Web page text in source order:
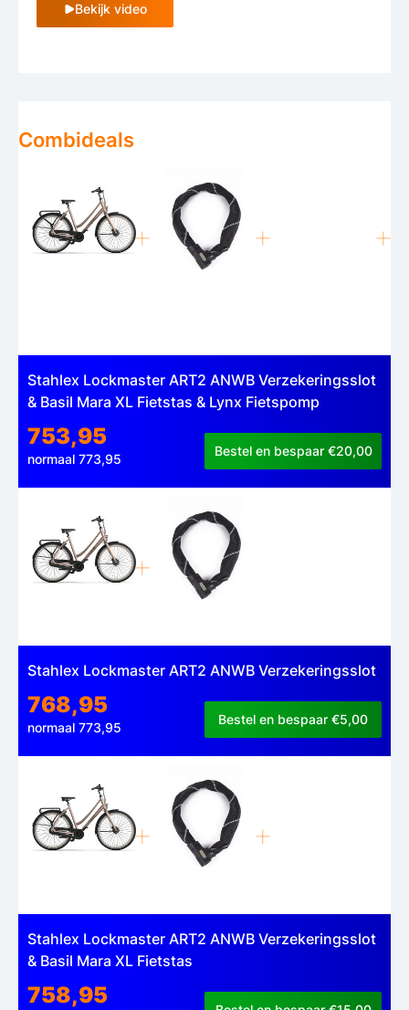
Combideals
Stahlex Lockmaster ART2 ANWB Verzekeringsslot
& Basil Mara XL Fietstas & Lynx Fietspomp
753,95
normaal 773,95
Bestel en bespaar €20,00
Stahlex Lockmaster ART2 ANWB Verzekeringsslot
768,95
normaal 773,95
Bestel en bespaar €5,00
Stahlex Lockmaster ART2 ANWB Verzekeringsslot
& Basil Mara XL Fietstas
758,95
Bekijk video